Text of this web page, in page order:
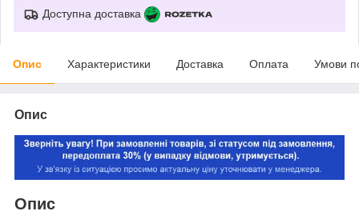
Доступна доставка
Опис Характеристики Доставка Оплата Умови
Опис
Опис